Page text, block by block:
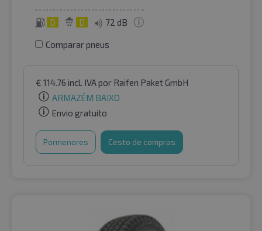
D D 72 dB
Comparar pneus
€ 114.76 incl. IVApor Raifen Paket GmbH
ARMAZÉM BAIXO
Envio gratuito
Pormenores Cesto de compras